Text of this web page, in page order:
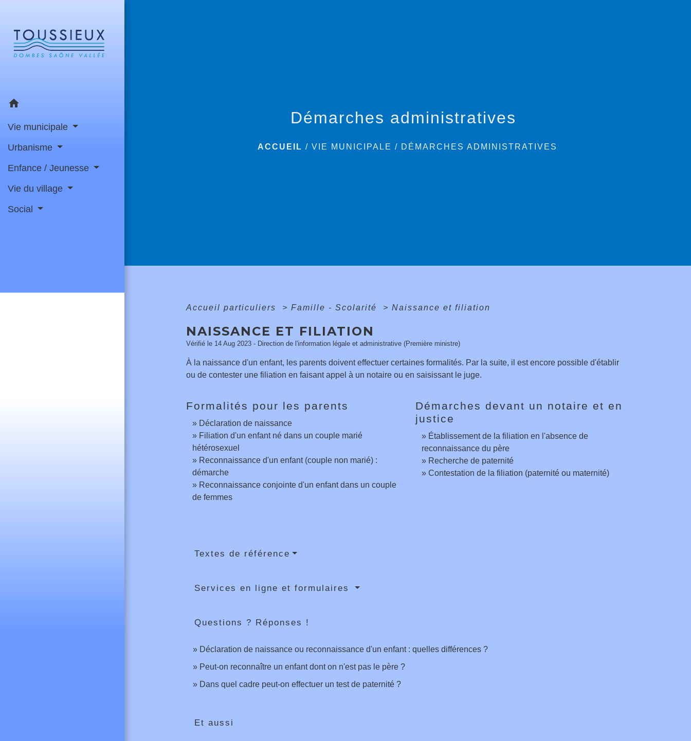
home
Vie municipale
Urbanisme
Enfance / Jeunesse
Vie du village
Social
Démarches administratives
ACCUEIL /VIE MUNICIPALE / DÉMARCHES ADMINISTRATIVES
Accueil particuliers > Famille - Scolarité > Naissance et filiation
NAISSANCE ET FILIATION
Vérifié le 14 Aug 2023 - Direction de l'information légale et administrative (Première ministre)
À la naissance d'un enfant, les parents doivent effectuer certaines formalités. Par la suite, il est encore possible d'établir
ou de contester une filiation en faisant appel à un notaire ou en saisissant le juge.
Formalités pour les parents
Déclaration de naissance
Filiation d'un enfant né dans un couple marié
hétérosexuel
Reconnaissance d'un enfant (couple non marié) :
démarche
Reconnaissance conjointe d'un enfant dans un couple
de femmes
Démarches devant un notaire et en
justice
Établissement de la filiation en l'absence de
reconnaissance du père
Recherche de paternité
Contestation de la filiation (paternité ou maternité)
Textes de référence
Services en ligne et formulaires
Questions ? Réponses !
Déclaration de naissance ou reconnaissance d'un enfant : quelles différences ?
Peut-on reconnaître un enfant dont on n'est pas le père ?
Dans quel cadre peut-on effectuer un test de paternité ?
Et aussi